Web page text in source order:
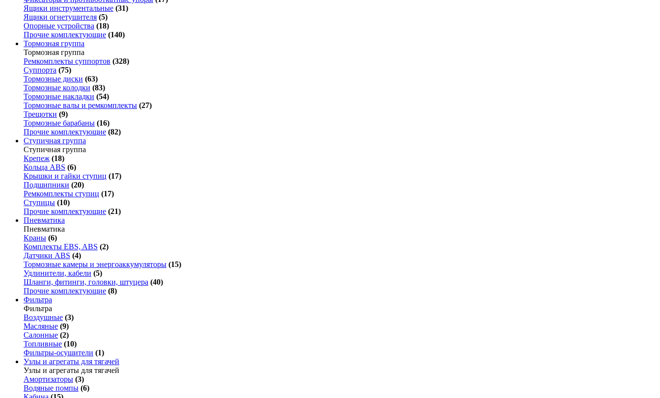
Ящики инструментальные (31)
Ящики огнетушителя (5)
Опорные устройства (18)
Прочие комплектующие (140)
Тормозная группа
Тормозная группа
Ремкомплекты суппортов (328)
Суппорта (75)
Тормозные диски (63)
Тормозные колодки (83)
Тормозные накладки (54)
Тормозные валы и ремкомплекты (27)
Трещотки (9)
Тормозные барабаны (16)
Прочие комплектующие (82)
Ступичная группа
Ступичная группа
Крепеж (18)
Кольца ABS (6)
Крышки и гайки ступиц (17)
Подшипники (20)
Ремкомплекты ступиц (17)
Ступицы (10)
Прочие комплектующие (21)
Пневматика
Пневматика
Краны (6)
Комплекты EBS, ABS (2)
Датчики ABS (4)
Тормозные камеры и энергоаккумуляторы (15)
Удлинители, кабели (5)
Шланги, фитинги, головки, штуцера (40)
Прочие комплектующие (8)
Фильтра
Фильтра
Воздушные (3)
Масляные (9)
Салонные (2)
Топливные (10)
Фильтры-осушители (1)
Узлы и агрегаты для тягачей
Узлы и агрегаты для тягачей
Амортизаторы (3)
Водяные помпы (6)